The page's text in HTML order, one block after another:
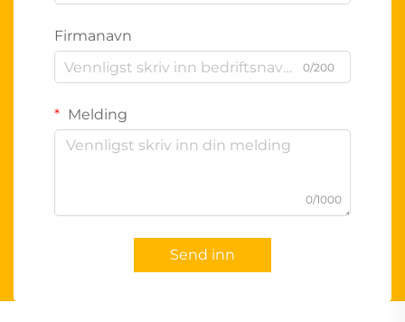
Firmanavn
0/200
Melding
0/1000
Send inn